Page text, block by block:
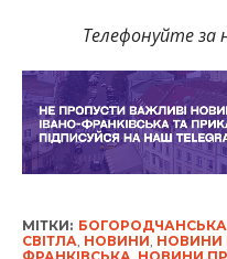
Телефонуйте за
МІТКИ:
СВІТЛА НОВИНИ НОВИНИ